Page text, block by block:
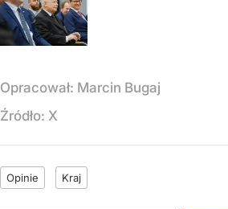
Opracował: Marcin Bugaj
Źródło: X
Opinie Kraj